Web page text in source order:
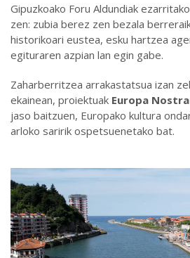
Gipuzkoako Foru Aldundiak
zen: zubia berez zen bezala
historikoari eustea, esku hartzea
egituraren azpian lan egin gabe.
Zaharberritzea arrakastatsua izan
ekainean, proiektuak Europa
jaso baitzuen, Europako kultura
arloko saririk ospetsuenetako bat.